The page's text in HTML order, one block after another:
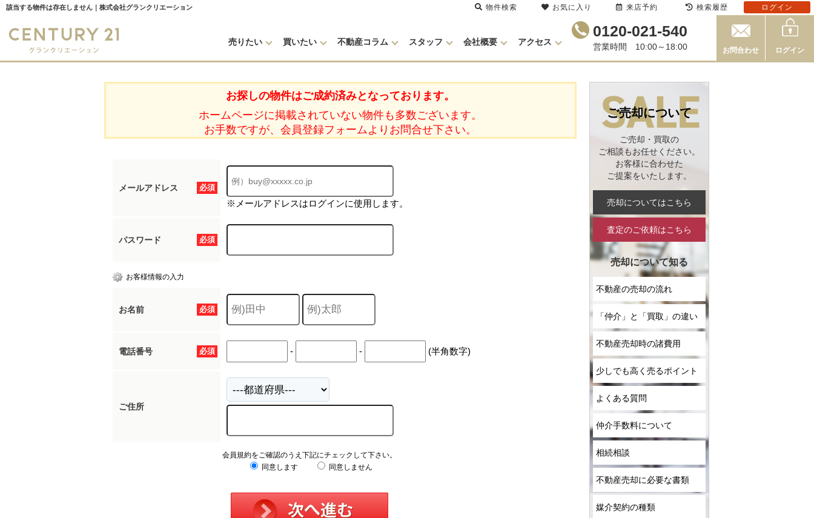
該当する物件は存在しません｜株式会社グランクリエーション
売りたい 買いたい 不動産コラム スタッフ 会社概要 アクセス
0120-021-540
営業時間 10:00～18:00 お問合わせ ログイン
お探しの物件はご成約済みとなっております。
ホームページに掲載されていない物件も多数ございます。
お手数ですが、会員登録フォームよりお問合せ下さい。
必須
メールアドレス
※メールアドレスはログインに使用します。
必須
パスワード
お客様情報の入力
必須
お名前
必須
電話番号 - - (半角数字)
ご住所
会員規約をご確認のうえ下記にチェックして下さい。
同意します
同意しません
ご売却について
ご売却・買取の
ご相談もお任せください。
お客様に合わせた
ご提案をいたします。
売却についてはこちら
査定のご依頼はこちら
売却について知る
不動産の売却の流れ
「仲介」と「買取」の違い
不動産売却時の諸費用
少しでも高く売るポイント
よくある質問
仲介手数料について
相続相談
不動産売却に必要な書類
媒介契約の種類
物件検索 お気に入り 来店予約 検索履歴 ログイン